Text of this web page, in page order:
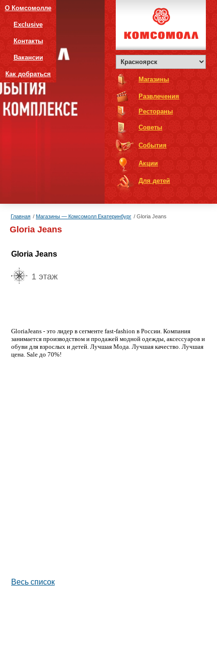
О Комсомолле
Exclusive
Контакты
Вакансии
Как добраться
Магазины
Развлечения
Рестораны
Советы
События
Акции
Для детей
Главная Магазины — Комсомолл Екатеринбург Gloria Jeans
Gloria Jeans
Gloria Jeans
1 этаж
GloriaJeans - это лидер в сегменте fast-fashion в России. Компания
занимается производством и продажей модной одежды, аксессуаров и
обуви для взрослых и детей. Лучшая Мода. Лучшая качество. Лучшая
цена. Sale до 70%!
Весь список